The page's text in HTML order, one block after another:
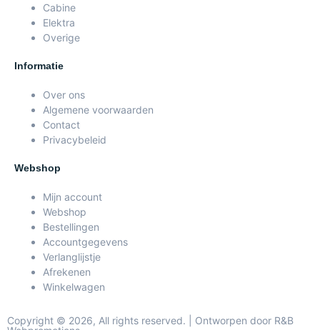
Cabine
Elektra
Overige
Informatie
Over ons
Algemene voorwaarden
Contact
Privacybeleid
Webshop
Mijn account
Webshop
Bestellingen
Accountgegevens
Verlanglijstje
Afrekenen
Winkelwagen
Copyright © 2026, All rights reserved. | Ontworpen door R&B